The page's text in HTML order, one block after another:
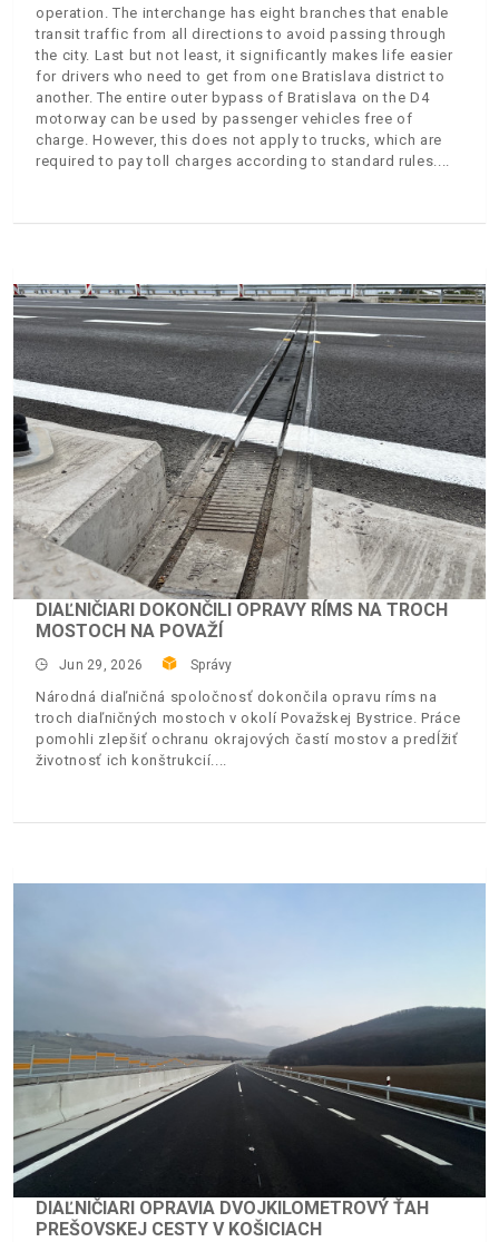
operation. The interchange has eight branches that enable
transit traffic from all directions to avoid passing through
the city. Last but not least, it significantly makes life easier
for drivers who need to get from one Bratislava district to
another. The entire outer bypass of Bratislava on the D4
motorway can be used by passenger vehicles free of
charge. However, this does not apply to trucks, which are
required to pay toll charges according to standard rules.
DIAĽNIČIARI DOKONČILI OPRAVY RÍMS NA TROCH
MOSTOCH NA POVAŽÍ
Jun 29, 2026 Správy
Národná diaľničná spoločnosť dokončila opravu ríms na
troch diaľničných mostoch v okolí Považskej Bystrice. Práce
pomohli zlepšiť ochranu okrajových častí mostov a predĺžiť
životnosť ich konštrukcií.
DIAĽNIČIARI OPRAVIA DVOJKILOMETROVÝ ŤAH
PREŠOVSKEJ CESTY V KOŠICIACH